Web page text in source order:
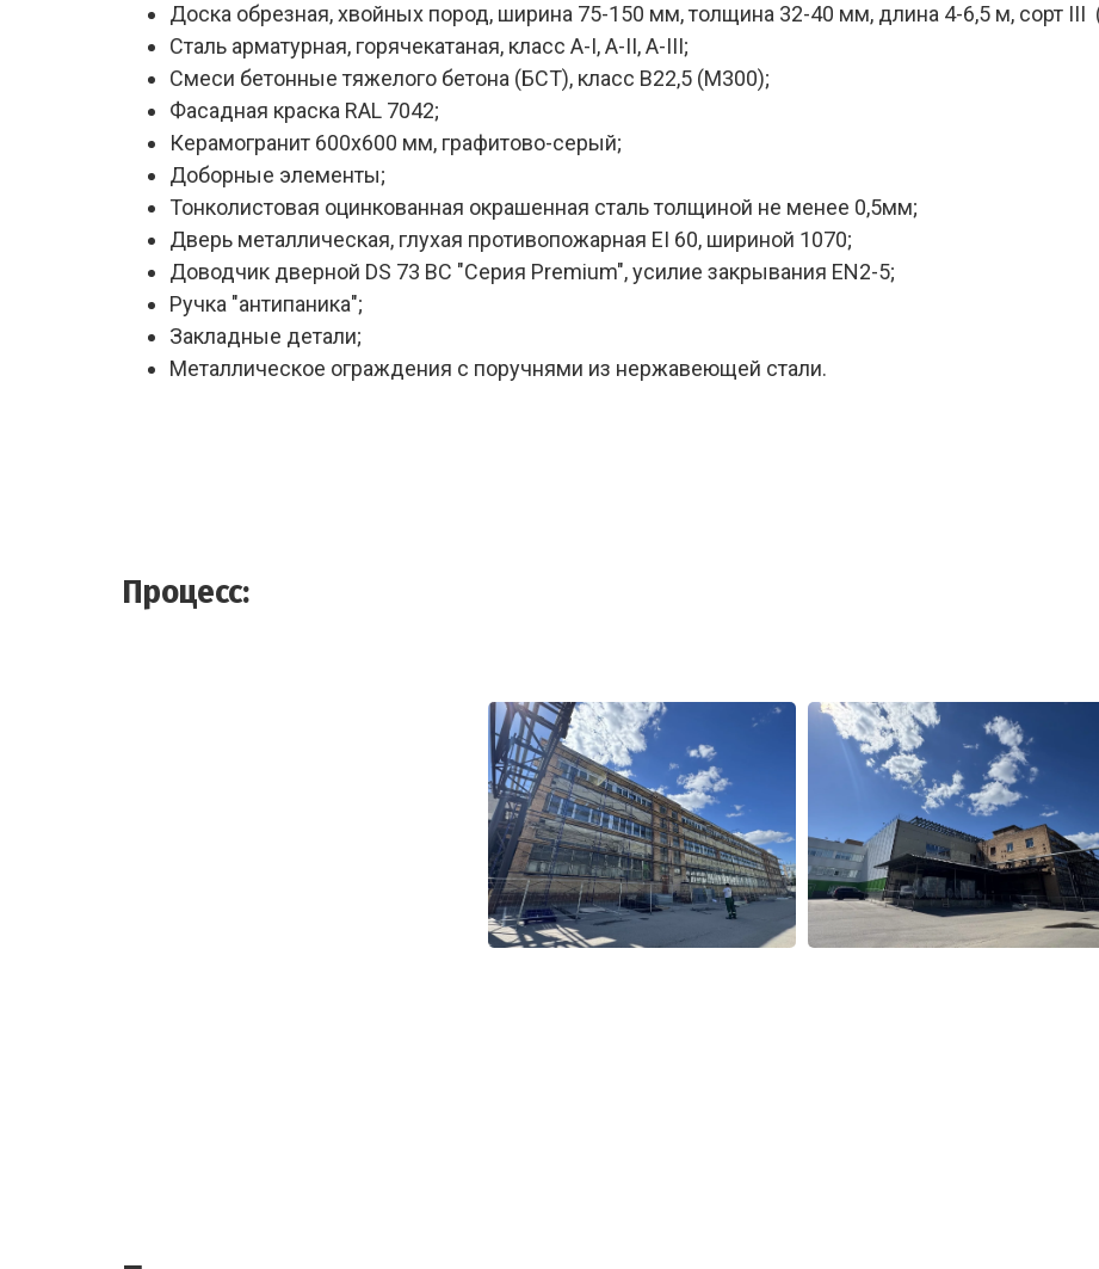
Доска обрезная, хвойных пород, ширина 75-150 мм, толщина 32-40 мм, длина 4-6,5 м, сорт III
Сталь арматурная, горячекатаная, класс А-I, А-II, А-III;
Смеси бетонные тяжелого бетона (БСТ), класс B22,5 (М300);
Фасадная краска RAL 7042;
Керамогранит 600х600 мм, графитово-серый;
Доборные элементы;
Тонколистовая оцинкованная окрашенная сталь толщиной не менее 0,5мм;
Дверь металлическая, глухая противопожарная ЕI 60, шириной 1070;
Доводчик дверной DS 73 BC "Серия Premium", усилие закрывания EN2-5;
Ручка "антипаника";
Закладные детали;
Металлическое ограждения с поручнями из нержавеющей стали.
Процесс: